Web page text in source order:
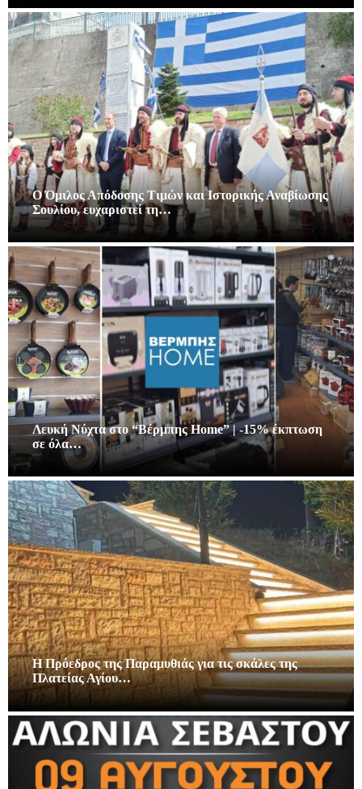
Ο Όμιλος Απόδοσης Τιμών και Ιστορικής Αναβίωσης
Σουλίου, ευχαριστεί τη…
Λευκή Νύχτα στο “Βέρμπης Home” | -15% έκπτωση
σε όλα…
Η Πρόεδρος της Παραμυθιάς για τις σκάλες της
Πλατείας Αγίου…